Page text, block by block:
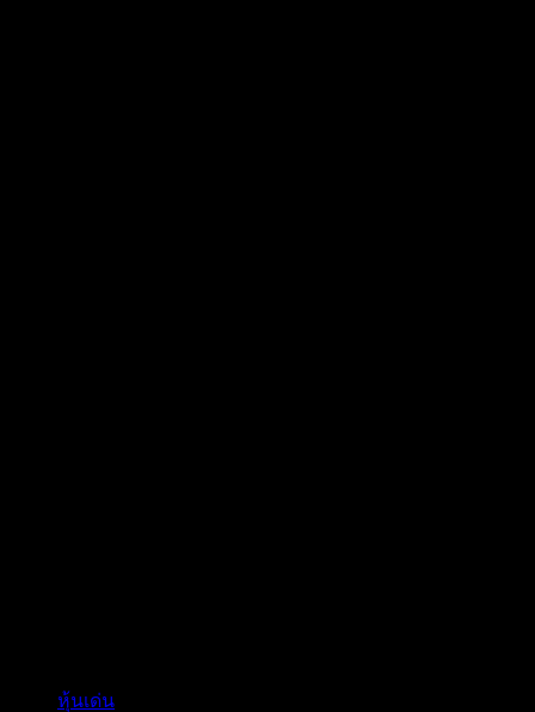
หุ้นเด่น